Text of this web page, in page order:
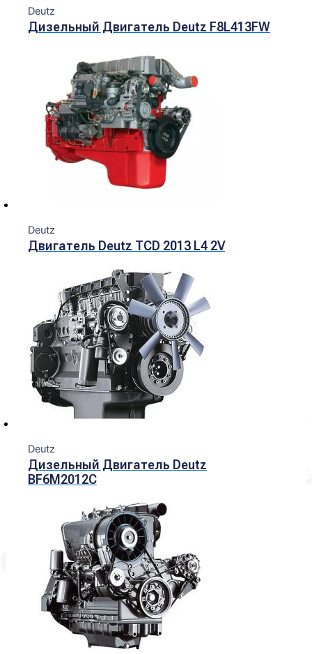
Deutz
Дизельный Двигатель Deutz F8L413FW
Deutz
Двигатель Deutz TCD 2013 L4 2V
Deutz
Дизельный Двигатель Deutz
BF6M2012C